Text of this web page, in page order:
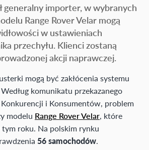
generalny importer, w wybranych
Range Rover Velar mogą
w ustawieniach
przechyłu. Klienci zostaną
akcji naprawczej.
mogą być zakłócenia systemu
komunikatu przekazanego
i Konsumentów, problem
modelu Range Rover Velar, które
roku. Na polskim rynku
56 samochodów.